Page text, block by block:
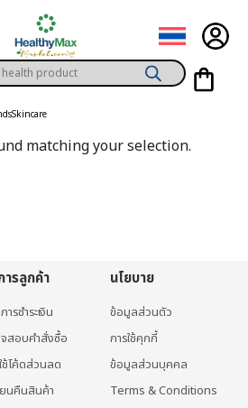
Skincare
matching your selection.
ารลูกค้า
ารชำระเงิน
สอบคำสั่งซื้อ
ช้โค้ดส่วนลด
นคืนสินค้า
นโยบาย
ข้อมูลส่วนตัว
การใช้คุกกี้
ข้อมูลส่วนบุคคล
Terms & Conditions